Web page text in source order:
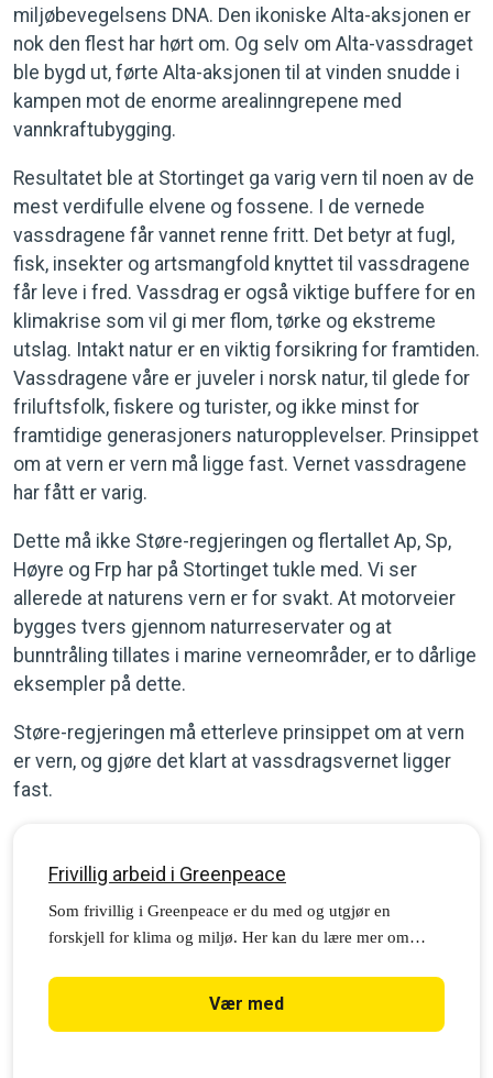
miljøbevegelsens DNA. Den ikoniske Alta-aksjonen er
nok den flest har hørt om. Og selv om Alta-vassdraget
ble bygd ut, førte Alta-aksjonen til at vinden snudde i
kampen mot de enorme arealinngrepene med
vannkraftubygging.
Resultatet ble at Stortinget ga varig vern til noen av de
mest verdifulle elvene og fossene. I de vernede
vassdragene får vannet renne fritt. Det betyr at fugl,
fisk, insekter og artsmangfold knyttet til vassdragene
får leve i fred. Vassdrag er også viktige buffere for en
klimakrise som vil gi mer flom, tørke og ekstreme
utslag. Intakt natur er en viktig forsikring for framtiden.
Vassdragene våre er juveler i norsk natur, til glede for
friluftsfolk, fiskere og turister, og ikke minst for
framtidige generasjoners naturopplevelser. Prinsippet
om at vern er vern må ligge fast. Vernet vassdragene
har fått er varig.
Dette må ikke Støre-regjeringen og flertallet Ap, Sp,
Høyre og Frp har på Stortinget tukle med. Vi ser
allerede at naturens vern er for svakt. At motorveier
bygges tvers gjennom naturreservater og at
bunntråling tillates i marine verneområder, er to dårlige
eksempler på dette.
Støre-regjeringen må etterleve prinsippet om at vern
er vern, og gjøre det klart at vassdragsvernet ligger
fast.
Frivillig arbeid i Greenpeace
Som frivillig i Greenpeace er du med og utgjør en
forskjell for klima og miljø. Her kan du lære mer om
Vær med